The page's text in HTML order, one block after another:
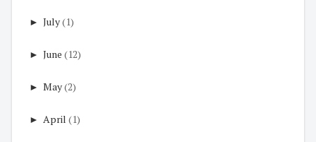
► July(1)
► June (12)
► May(2)
► April (1)